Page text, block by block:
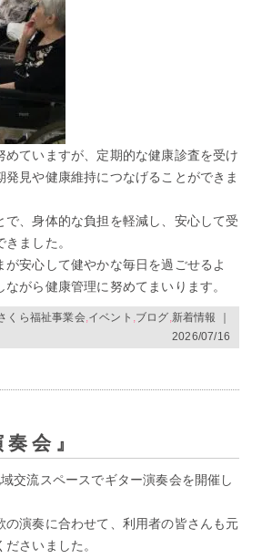
めていますが、定期的な健康診査を受け
発見や健康維持につなげることができま
で、身体的な負担を軽減し、安心して受
ました。
が安心して健やかな毎日を過ごせるよ
がら健康管理に努めてまいります。
くら福祉事業会,イベント ,ブログ,新着情報
2026/07/16
会』
交流スペースでギター演奏会を開催し
の演奏に合わせて、利用者の皆さんも元
さいました。